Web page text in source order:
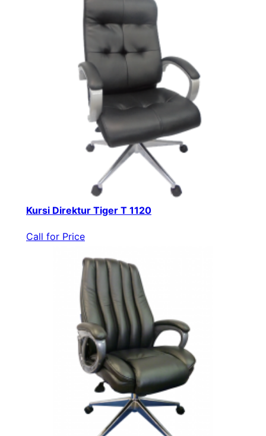
Kursi Direktur Tiger T 1120
Call for Price